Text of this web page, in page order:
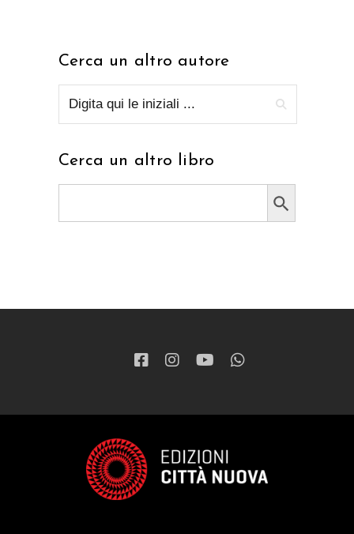
Cerca un altro autore
Cerca un altro libro
Search Button